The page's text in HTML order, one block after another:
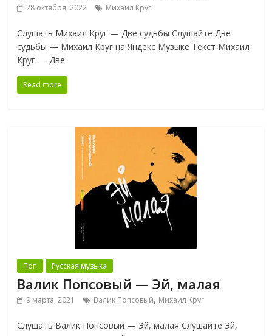
28 октября, 2022 Михаил Круг
Слушать Михаил Круг — Две судьбы Слушайте Две
судьбы — Михаил Круг на Яндекс Музыке Текст Михаил
Круг — Две
Read more
Поп Русская музыка
Валик Попсовый — Эй, малая
9 марта, 2021 Валик Попсовый, Михаил Круг
Слушать Валик Попсовый — Эй, малая Слушайте Эй,